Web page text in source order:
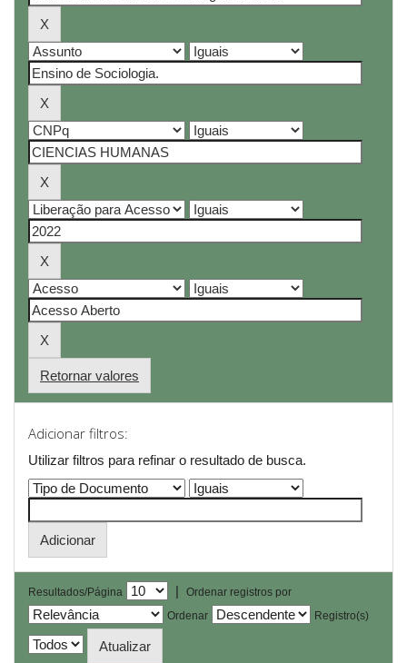
Retornar valores
Adicionar filtros:
Utilizar filtros para refinar o resultado de busca.
Resultados/Página |
Ordenar registros por
Ordenar
Registro(s)